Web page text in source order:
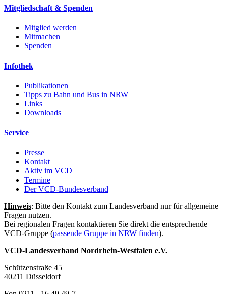
Mitgliedschaft & Spenden
Mitglied werden
Mitmachen
Spenden
Infothek
Publikationen
Tipps zu Bahn und Bus in NRW
Links
Downloads
Service
Presse
Kontakt
Aktiv im VCD
Termine
Der VCD-Bundesverband
Hinweis: Bitte den Kontakt zum Landesverband nur für allgemeine
Fragen nutzen.
Bei regionalen Fragen kontaktieren Sie direkt die entsprechende
VCD-Gruppe (passende Gruppe in NRW finden).
VCD-Landesverband Nordrhein-Westfalen e.V.
Schützenstraße 45
40211 Düsseldorf